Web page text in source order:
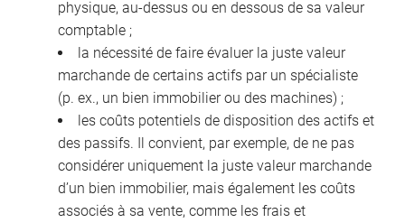
physique, au-dessus ou en dessous de sa valeur
comptable ;
la nécessité de faire évaluer la juste valeur
marchande de certains actifs par un spécialiste
(p. ex., un bien immobilier ou des machines) ;
les coûts potentiels de disposition des actifs et
des passifs. Il convient, par exemple, de ne pas
considérer uniquement la juste valeur marchande
d’un bien immobilier, mais également les coûts
associés à sa vente, comme les frais et